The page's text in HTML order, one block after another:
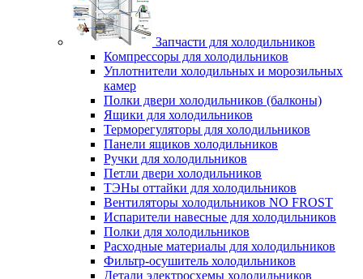
Запчасти для холодильников
Компрессоры для холодильников
Уплотнители холодильных и морозильных
камер
Полки двери холодильников (балконы)
Ящики для холодильников
Терморегуляторы для холодильников
Панели ящиков холодильников
Ручки для холодильников
Петли двери холодильников
ТЭНы оттайки для холодильников
Вентиляторы холодильников NO FROST
Испарители навесные для холодильников
Полки для холодильников
Расходные материалы для холодильников
Фильтр-осушитель холодильников
Детали электросхемы холодильников